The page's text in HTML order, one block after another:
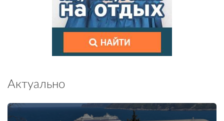
Актуально